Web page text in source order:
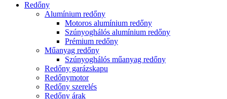
Redőny
Alumínium redőny
Motoros alumínium redőny
Szúnyoghálós alumínium redőny
Prémium redőny
Műanyag redőny
Szúnyoghálós műanyag redőny
Redőny garázskapu
Redőnymotor
Redőny szerelés
Redőny árak